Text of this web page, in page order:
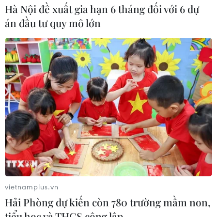
Canada chạy đua đạt thỏa thuận
trước khi thuế quan mới của Mỹ có
hiệu lực
09/08/2026 02:03
Khoa học công nghệ sẽ trở thành
động lực mới của quan hệ Việt Nam-
Australia
09/08/2026 02:01
Thị trường vaccine thế giới chuyển
hướng sang người cao tuổi
Hà Nội đề xuất gia hạn 6 tháng đối với 6 dự
án đầu tư quy mô lớn
vietnamplus.vn
Hải Phòng dự kiến còn 780 trường mầm non,